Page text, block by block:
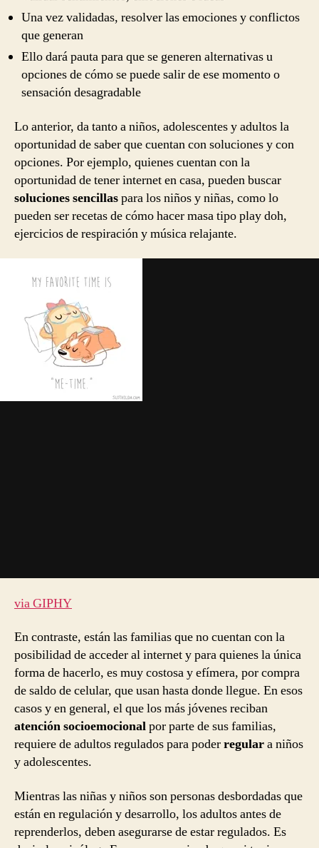
Una vez validadas, resolver las emociones y conflictos
que generan
Ello dará pauta para que se generen alternativas u
opciones de cómo se puede salir de ese momento o
sensación desagradable
Lo anterior, da tanto a niños, adolescentes y adultos la
oportunidad de saber que cuentan con soluciones y con
opciones. Por ejemplo, quienes cuentan con la
oportunidad de tener internet en casa, pueden buscar
soluciones sencillaspara los niños y niñas, como lo
pueden ser recetas de cómo hacer masa tipo play doh,
ejercicios de respiración y música relajante.
via GIPHY
En contraste, están las familias que no cuentan con la
posibilidad de acceder al internet y para quienes la única
forma de hacerlo, es muy costosa y efímera, por compra
de saldo de celular, que usan hasta donde llegue. En esos
casos y en general, el que los más jóvenes reciban
atención socioemocionalpor parte de sus familias,
requiere de adultos regulados para poderregulara niños
y adolescentes.
Mientras las niñas y niños son personas desbordadas que
están en regulación y desarrollo, los adultos antes de
reprenderlos, deben asegurarse de estar regulados. Es